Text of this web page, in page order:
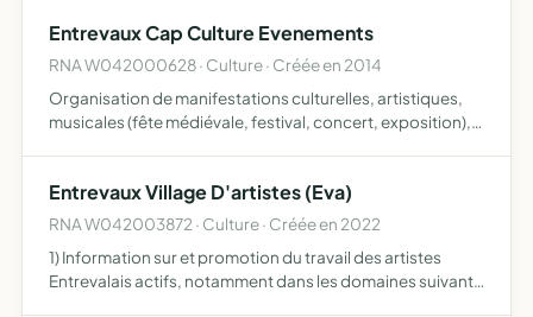
Entrevaux Cap Culture Evenements
RNA W042000628 · Culture · Créée en 2014
Organisation de manifestations culturelles, artistiques,
musicales (fête médiévale, festival, concert, exposition),
rue…
Entrevaux Village D'artistes (Eva)
RNA W042003872 · Culture · Créée en 2022
1) Information sur et promotion du travail des artistes
Entrevalais actifs, notamment dans les domaines suivants